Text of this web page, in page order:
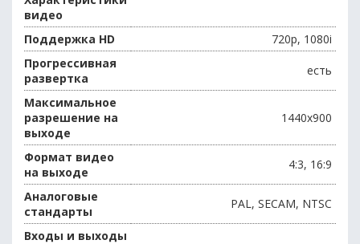
видео
Поддержка HD
720p, 1080i
Прогрессивная
развертка
есть
Максимальное
разрешение на
выходе
1440х900
Формат видео
на выходе
4:3, 16:9
Аналоговые
стандарты
PAL, SECAM, NTSC
Входы и выходы